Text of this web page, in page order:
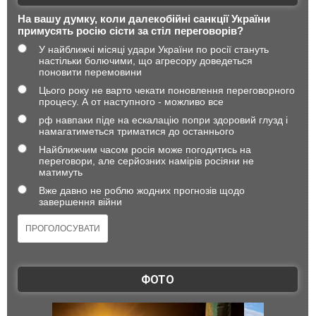
На вашу думку, коли далекобійні санкції України
примусять росію сісти за стіл переговорів?
У найближчі місяці удари України по росії стануть
настільки болючими, що агресору доведеться
поновити перемовини
Цього року не варто чекати поновлення переговорного
процесу. А от наступного - можливо все
рф навпаки піде на ескалацію попри здоровий глузд і
намагатиметься триматися до останнього
Найближчим часом росія може погодитись на
переговори, але серйозних намірів росіяни не
матимуть
Вже давно не роблю жодних прогнозів щодо
завершення війни
ФОТО